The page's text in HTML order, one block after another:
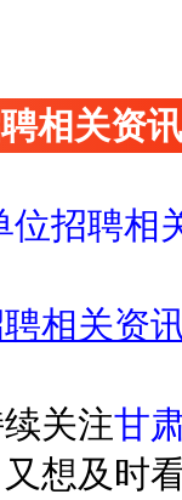
相关资
位招聘相
相关资
关注甘
想及时